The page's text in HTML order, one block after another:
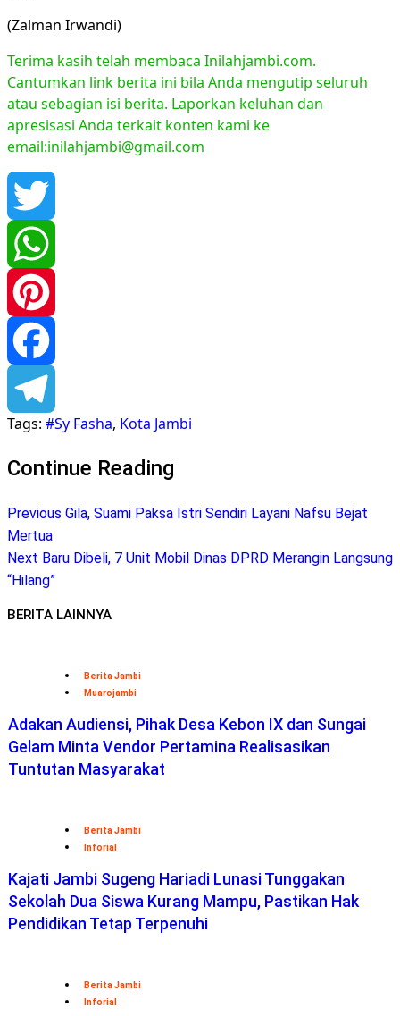
(Zalman Irwandi)
Terima kasih telah membaca Inilahjambi.com.
Cantumkan link berita ini bila Anda mengutip seluruh
atau sebagian isi berita. Laporkan keluhan dan
apresisasi Anda terkait konten kami ke
email:inilahjambi@gmail.com
Twitter
WhatsApp
Pinterest
Facebook
Telegram
Tags: #Sy Fasha, Kota Jambi
Continue Reading
Previous Gila, Suami Paksa Istri Sendiri Layani Nafsu Bejat
Mertua
Next Baru Dibeli, 7 Unit Mobil Dinas DPRD Merangin Langsung
“Hilang”
BERITA LAINNYA
Berita Jambi
Muarojambi
Adakan Audiensi, Pihak Desa Kebon IX dan Sungai
Gelam Minta Vendor Pertamina Realisasikan
Tuntutan Masyarakat
Berita Jambi
Inforial
Kajati Jambi Sugeng Hariadi Lunasi Tunggakan
Sekolah Dua Siswa Kurang Mampu, Pastikan Hak
Pendidikan Tetap Terpenuhi
Berita Jambi
Inforial